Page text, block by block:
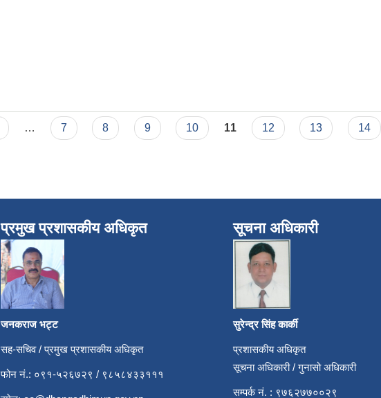
… 7 8 9 10 11 12 13 14
प्रमुख प्रशासकीय अधिकृत
जनकराज भट्ट
सह-सचिव / प्रमुख प्रशासकीय अधिकृत
फोन नं.: ०९१-५२६७२९ / ९८५८४३३१११
सूचना अधिकारी
सुरेन्द्र सिंह कार्की
प्रशासकीय अधिकृत
सूचना अधिकारी / गुनासो अधिकारी
सम्पर्क नं. : ९७६२७७००२९